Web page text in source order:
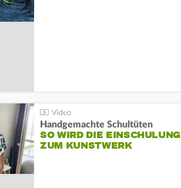
Handgemachte Schultüten
SO WIRD DIE EINSCHULUNG
ZUM KUNSTWERK